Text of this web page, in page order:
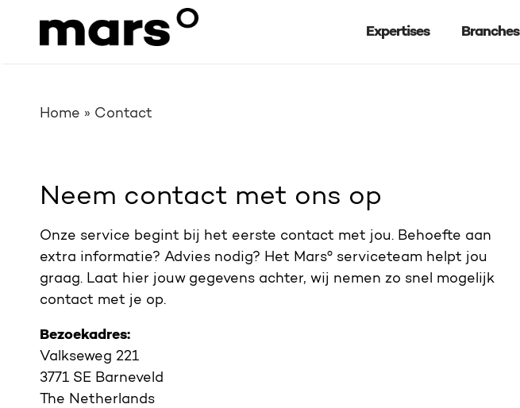
Expertises Branches
Home » Contact
Neem contact met ons op
Onze service begint bij het eerste contact met jou. Behoefte aan
extra informatie? Advies nodig? Het Marsº serviceteam helpt jou
graag. Laat hier jouw gegevens achter, wij nemen zo snel mogelijk
contact met je op.
Bezoekadres:
Valkseweg 221
3771 SE Barneveld
The Netherlands